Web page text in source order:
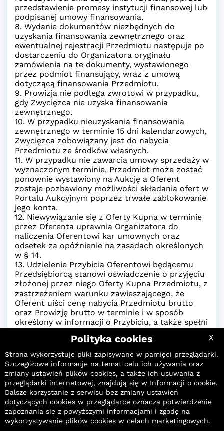
przedstawienie promesy instytucji finansowej lub
podpisanej umowy finansowania.
8. Wydanie dokumentów niezbędnych do
uzyskania finansowania zewnętrznego oraz
ewentualnej rejestracji Przedmiotu następuje po
dostarczeniu do Organizatora oryginału
zamówienia na te dokumenty, wystawionego
przez podmiot finansujący, wraz z umową
dotyczącą finansowania Przedmiotu.
9. Prowizja nie podlega zwrotowi w przypadku,
gdy Zwycięzca nie uzyska finansowania
zewnętrznego.
10. W przypadku nieuzyskania finansowania
zewnętrznego w terminie 15 dni kalendarzowych,
Zwycięzca zobowiązany jest do nabycia
Przedmiotu ze środków własnych.
11. W przypadku nie zawarcia umowy sprzedaży w
wyznaczonym terminie, Przedmiot może zostać
ponownie wystawiony na Aukcję a Oferent
zostaje pozbawiony możliwości składania ofert w
Portalu Aukcyjnym poprzez trwałe zablokowanie
jego konta.
12. Niewywiązanie się z Oferty Kupna w terminie
przez Oferenta uprawnia Organizatora do
naliczenia Oferentowi kar umownych oraz
odsetek za opóźnienie na zasadach określonych
w § 14.
13. Udzielenie Przybicia Oferentowi będącemu
Przedsiębiorcą stanowi oświadczenie o przyjęciu
złożonej przez niego Oferty Kupna Przedmiotu, z
zastrzeżeniem warunku zawieszającego, że
Oferent uiści cenę nabycia Przedmiotu brutto
oraz Prowizję brutto w terminie i w sposób
określony w informacji o Przybiciu, a także spełni
Organizatora lub Właściciela, w szczególności
dotyczące dostarczenia wymaganych
dokumentów na potrzeby weryfikacji Oferenta
pod kątem kryteriów wynikających z ustawy z
dnia 1 marca 2018 r. o przeciwdziałaniu praniu
pieniędzy oraz finansowaniu terroryzmu lub
innych przepisów lub wewnętrznych procedur
Organizatora lub Właściciela lub zawarcia
umowy w formie pisemnej.
14. Organizator ma prawo zaliczyć wszelkie
Polityka cookies
Strona wykorzystuje pliki zapisywane w pamięci przeglądarki.
Szczegółowe informacje na temat celu ich używania oraz
zmiany ustawień plików cookies, a także ich usuwania z
przeglądarki internetowej, znajdują się w Informacji o cookie.
Dalsze korzystanie z serwisu bez zmiany ustawień
dotyczących cookies w przeglądarce oznacza potwierdzenie
zapoznania się z powyższymi informacjami i zgodę na
wykorzystywanie plików cookies w celach marketingowych.
X